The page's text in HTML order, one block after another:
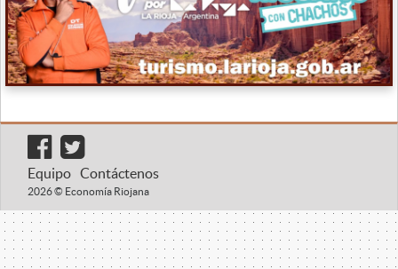
Equipo Contáctenos
2026 © Economía Riojana